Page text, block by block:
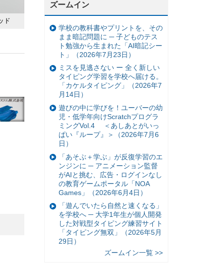
ド
ズームイン
学校の教科書やプリントを、その
まま暗記問題に ─ 子どものテス
ト勉強から生まれた「AI暗記シー
ト」（2026年7月23日）
ミスを見逃さない ー 全く新しい
タイピング学習を学校へ届ける。
「カケルタイピング」（2026年7
月14日）
遊びの中に学びを！ユーバーの幼
児・低学年向けScratchプログラ
ミングVol.4 ＜あしあとがいっ
ぱい『ループ』＞（2026年7月6
日）
「あそぶ＋学ぶ」が反復学習のエ
ンジンに ─ アニメーション監督
がAIと挑む、広告・ログインなし
の教育ゲームポータル「NOA
Games」（2026年6月4日）
「遊んでいたら自然と速くなる」
を学校へ ─ 大学1年生が個人開発
した対戦型タイピング練習サイト
「タイピング無双」（2026年5月
29日）
ズームイン一覧 >>